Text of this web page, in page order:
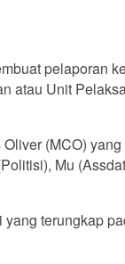
pelaporan
atau Unit
(MCO)
Mu
terungkap